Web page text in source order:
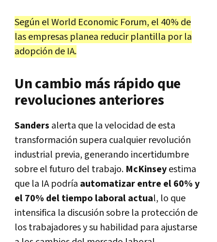
Según el World Economic Forum, el 40% de
las empresas planea reducir plantilla por la
adopción de IA.
Un cambio más rápido que
revoluciones anteriores
Sanders alerta que la velocidad de esta
transformación supera cualquier revolución
industrial previa, generando incertidumbre
sobre el futuro del trabajo. McKinseyestima
que la IA podría automatizar entre el 60% y
el 70% del tiempo laboral actual, lo que
intensifica la discusión sobre la protección de
los trabajadores y su habilidad para ajustarse